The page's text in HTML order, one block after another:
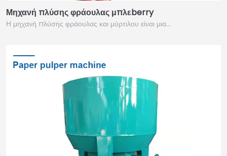
Μηχανή πλύσης φράουλας μπλεberry
Η μηχανή πλύσης φράουλας και μύρτιλου είναι μια…